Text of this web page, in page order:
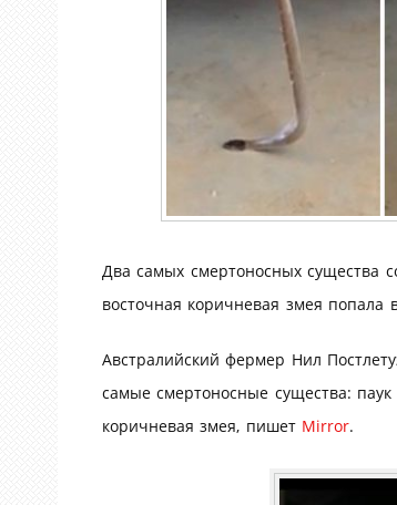
Два самых смертоносных существа
восточная коричневая змея попала
Австралийский фермер Нил
самые смертоносные существа:
коричневая змея, пишет Mirror.